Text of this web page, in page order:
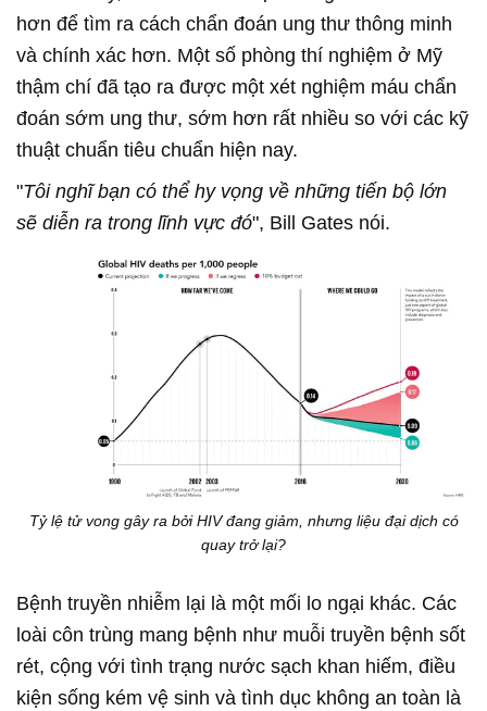
hơn để tìm ra cách chẩn đoán ung thư thông minh
và chính xác hơn. Một số phòng thí nghiệm ở Mỹ
thậm chí đã tạo ra được một xét nghiệm máu chẩn
đoán sớm ung thư, sớm hơn rất nhiều so với các kỹ
thuật chuẩn tiêu chuẩn hiện nay.
"Tôi nghĩ bạn có thể hy vọng về những tiến bộ lớn
sẽ diễn ra trong lĩnh vực đó", Bill Gates nói.
Tỷ lệ tử vong gây ra bởi HIV đang giảm, nhưng liệu đại dịch có
quay trở lại?
Bệnh truyền nhiễm lại là một mối lo ngại khác. Các
loài côn trùng mang bệnh như muỗi truyền bệnh sốt
rét, cộng với tình trạng nước sạch khan hiếm, điều
kiện sống kém vệ sinh và tình dục không an toàn là